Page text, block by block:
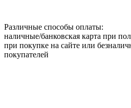
Различные способы оплаты:
наличные/банковская карта при
при покупке на сайте или
покупателей